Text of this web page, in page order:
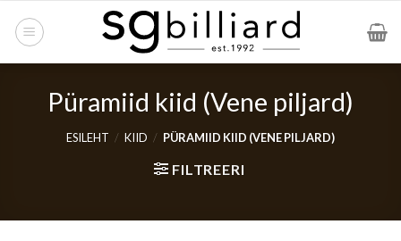
Püramiid kiid (Vene piljard)
ESILEHT / KIID / PÜRAMIID KIID (VENE PILJARD)
FILTREERI